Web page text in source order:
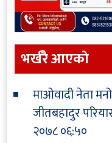
भर्खरै आएकाे
माओवादी नेता
जीतबहादुर
२०७८ ०६:५०